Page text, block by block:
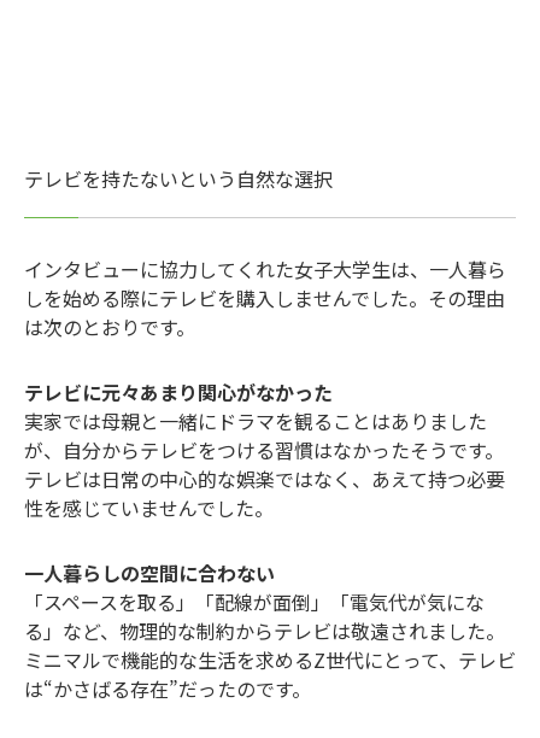
テレビを持たないという自然な選択
インタビューに協力してくれた女子大学生は、一人暮ら
しを始める際にテレビを購入しませんでした。その理由
は次のとおりです。
テレビに元々あまり関心がなかった
実家では母親と一緒にドラマを観ることはありました
が、自分からテレビをつける習慣はなかったそうです。
テレビは日常の中心的な娯楽ではなく、あえて持つ必要
性を感じていませんでした。
一人暮らしの空間に合わない
「スペースを取る」「配線が面倒」「電気代が気にな
る」など、物理的な制約からテレビは敬遠されました。
ミニマルで機能的な生活を求めるZ世代にとって、テレビ
は“かさばる存在”だったのです。